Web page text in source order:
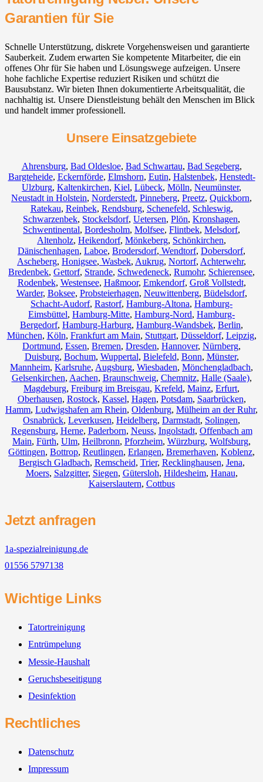
Garantien für Sie
Schnelle Unterstützung, diskrete Vorgehensweisen und garantierte
Sauberkeit. Zudem erwarten Sie kompetente Mitarbeiter, die ein
offenes Ohr für Sie haben und Lösungswege aufzeigen. Unsere
hohe fachliche Expertise reduziert Risiken und schützt die
Bausubstanz. Wir bieten Ihnen dokumentierte Arbeitsqualität, die
nachhaltig ist. Unsere Dienstleistung behält den Menschen im Blick
und handelt immer professionell.
Unsere Einsatzgebiete
Ahrensburg, Bad Oldesloe, Bad Schwartau, Bad Segeberg,
Bargteheide, Eckernförde, Elmshorn, Eutin, Halstenbek, Henstedt-
Ulzburg, Kaltenkirchen, Kiel, Lübeck, Mölln, Neumünster,
Neustadt in Holstein, Norderstedt, Pinneberg, Preetz, Quickborn,
Ratekau, Reinbek, Rendsburg, Schenefeld, Schleswig,
Schwarzenbek, Stockelsdorf, Uetersen, Plön, Kronshagen,
Schwentinental, Bordesholm, Molfsee, Flintbek, Melsdorf,
Altenholz, Heikendorf, Mönkeberg, Schönkirchen,
Dänischenhagen, Laboe, Brodersdorf, Wendtorf, Dobersdorf,
Ascheberg, Honigsee, Wasbek, Aukrug, Nortorf, Achterwehr,
Bredenbek, Gettorf, Strande, Schwedeneck, Rumohr, Schierensee,
Rodenbek, Westensee, Haßmoor, Emkendorf, Groß Vollstedt,
Warder, Boksee, Probsteierhagen, Neuwittenberg, Büdelsdorf,
Schacht-Audorf, Rastorf, Hamburg-Altona, Hamburg-
Eimsbüttel, Hamburg-Mitte, Hamburg-Nord, Hamburg-
Bergedorf, Hamburg-Harburg, Hamburg-Wandsbek, Berlin,
München, Köln, Frankfurt am Main, Stuttgart, Düsseldorf, Leipzig,
Dortmund, Essen, Bremen, Dresden, Hannover, Nürnberg,
Duisburg, Bochum, Wuppertal, Bielefeld, Bonn, Münster,
Mannheim, Karlsruhe, Augsburg, Wiesbaden, Mönchengladbach,
Gelsenkirchen, Aachen, Braunschweig, Chemnitz⁠, Halle (Saale),
Magdeburg, Freiburg im Breisgau, Krefeld, Mainz, Erfurt,
Oberhausen, Rostock, Kassel, Hagen, Potsdam, Saarbrücken,
Hamm, Ludwigshafen am Rhein, Oldenburg, Mülheim an der Ruhr,
Osnabrück, Leverkusen, Heidelberg, Darmstadt, Solingen,
Regensburg, Herne, Paderborn, Neuss, Ingolstadt, Offenbach am
Main, Fürth, Ulm, Heilbronn, Pforzheim, Würzburg, Wolfsburg,
Göttingen, Bottrop, Reutlingen, Erlangen, Bremerhaven, Koblenz,
Bergisch Gladbach, Remscheid, Trier, Recklinghausen, Jena,
Moers, Salzgitter, Siegen, Gütersloh, Hildesheim, Hanau,
Kaiserslautern, Cottbus
Jetzt anfragen
1a-spezialreinigung.de
01556 5797138
Wichtige Links
Tatortreinigung
Entrümpelung
Messie-Haushalt
Geruchsbeseitigung
Desinfektion
Rechtliches
Datenschutz
Impressum